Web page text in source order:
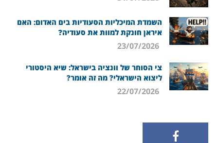
השמדת המיכליות הסעודיות בים האדום: האם
איראן חונקת למוות את סעודיה?
צי הסוחר של וונציה בישראל: שיא היסטורי
ליצוא הישראלי? מה זה אומר?